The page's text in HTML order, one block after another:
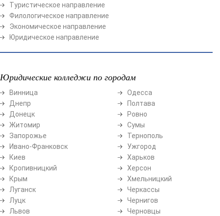
Туристическое направление
Филологическое направление
Экономическое направление
Юридическое направление
Юридические колледжи по городам
Винница
Днепр
Донецк
Житомир
Запорожье
Ивано-Франковск
Киев
Кропивницкий
Крым
Луганск
Луцк
Львов
Одесса
Полтава
Ровно
Сумы
Тернополь
Ужгород
Харьков
Херсон
Хмельницкий
Черкассы
Чернигов
Черновцы